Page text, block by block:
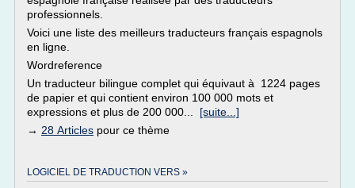
professionnels.
Voici une liste des meilleurs traducteurs français espagnols
en ligne.
Wordreference
Un traducteur bilingue complet qui équivaut à 1224 pages
de papier et qui contient environ 100 000 mots et
expressions et plus de 200 000... [suite...]
→ 28 Articles pour ce thème
LOGICIEL DE TRADUCTION VERS »